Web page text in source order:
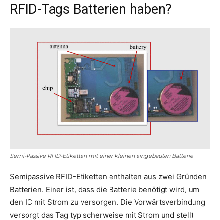
RFID-Tags Batterien haben?
Semi-Passive RFID-Etiketten mit einer kleinen eingebauten Batterie
Semipassive RFID-Etiketten enthalten aus zwei Gründen
Batterien. Einer ist, dass die Batterie benötigt wird, um
den IC mit Strom zu versorgen. Die Vorwärtsverbindung
versorgt das Tag typischerweise mit Strom und stellt